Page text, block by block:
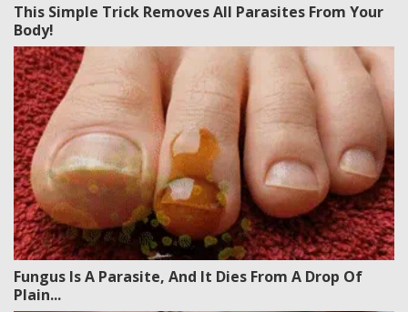
This Simple Trick Removes All Parasites From Your
Body!
Fungus Is A Parasite, And It Dies From A Drop Of
Plain...